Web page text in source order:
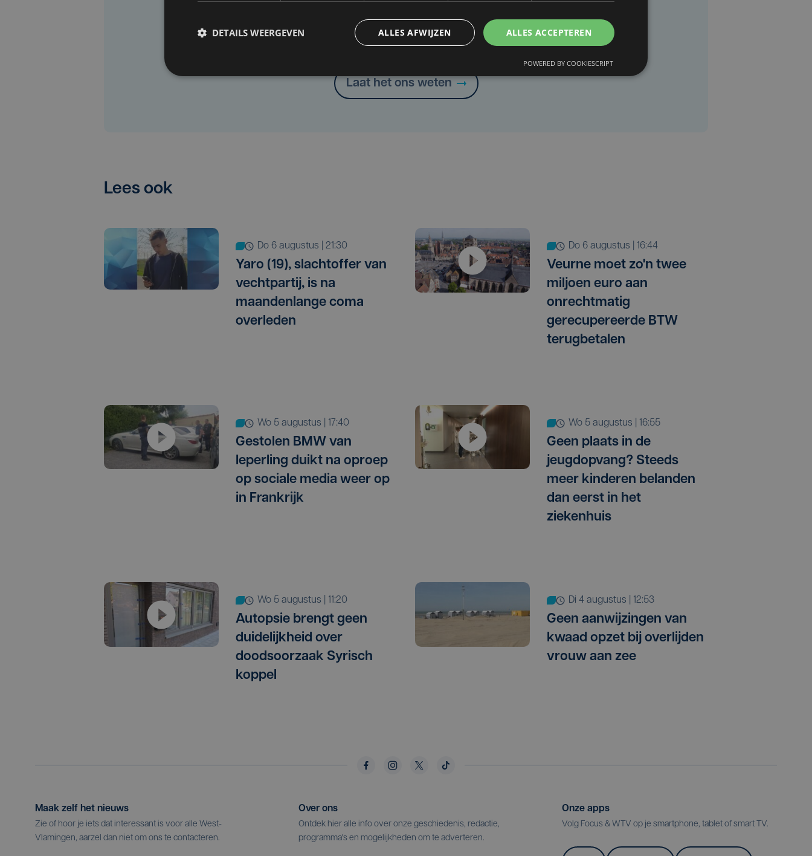
Taalfout opgemerkt?
Heb je een taal- of schrijffout opgemerkt in dit artikel?
Laat het ons weten
Lees ook
do 6 augustus | 21:30
Yaro (19), slachtoffer van
vechtpartij, is na
maandenlange coma
overleden
do 6 augustus | 16:44
Veurne moet zo'n twee
miljoen euro aan
onrechtmatig
gerecupereerde BTW
terugbetalen
wo 5 augustus | 17:40
Gestolen BMW van
Ieperling duikt na oproep
op sociale media weer op
in Frankrijk
wo 5 augustus | 16:55
Geen plaats in de
jeugdopvang? Steeds
meer kinderen belanden
dan eerst in het
ziekenhuis
wo 5 augustus | 11:20
Autopsie brengt geen
duidelijkheid over
doodsoorzaak Syrisch
koppel
di 4 augustus | 12:53
Geen aanwijzingen van
kwaad opzet bij overlijden
vrouw aan zee
Maak zelf het nieuws
Zie of hoor je iets dat interessant is voor alle West-
Vlamingen, aarzel dan niet om ons te contacteren.
Over ons
Ontdek hier alle info over onze geschiedenis, redactie,
programma's en mogelijkheden om te adverteren.
Onze apps
Volg Focus & WTV op je smartphone, tablet of smart TV.
ALLES ACCEPTEREN
ALLES AFWIJZEN
DETAILS WEERGEVEN
POWERED BY COOKIESCRIPT